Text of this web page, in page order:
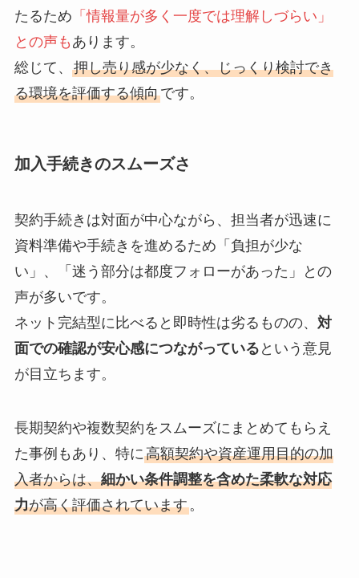
たるため 「情報量が多く一度では理解しづらい」
との声も あります。
総じて、 押し売り感が少なく、じっくり検討でき
る環境を評価する傾向です。
加入手続きのスムーズさ
契約手続きは対面が中心ながら、担当者が迅速に
資料準備や手続きを進めるため「負担が少な
い」、「迷う部分は都度フォローがあった」との
声が多いです。
ネット完結型に比べると即時性は劣るものの、 対
面での確認が安心感につながっている という意見
が目立ちます。
長期契約や複数契約をスムーズにまとめてもらえ
た事例もあり、特に高額契約や資産運用目的の加
入者からは、細かい条件調整を含めた柔軟な対応
力が高く評価されています。